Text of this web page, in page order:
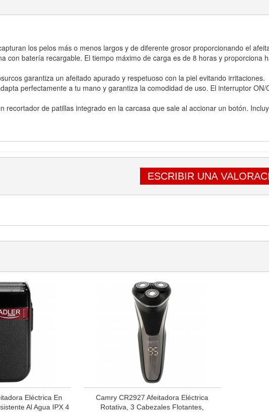
los pelos más o menos largos y de diferente grosor proporcionando el
con batería recargable. El tiempo máximo de carga es de 8 horas y proporciona
garantiza un afeitado apurado y respetuoso con la piel evitando irritaciones.
perfectamente a tu mano y garantiza la comodidad de uso. El interruptor
recortador de patillas integrado en la carcasa que sale al accionar un botón.
ESCRIBIR UNA
Eléctrica En
Al Agua IPX 4
Camry CR2927 Afeitadora Eléctrica
Rotativa, 3 Cabezales Flotantes,